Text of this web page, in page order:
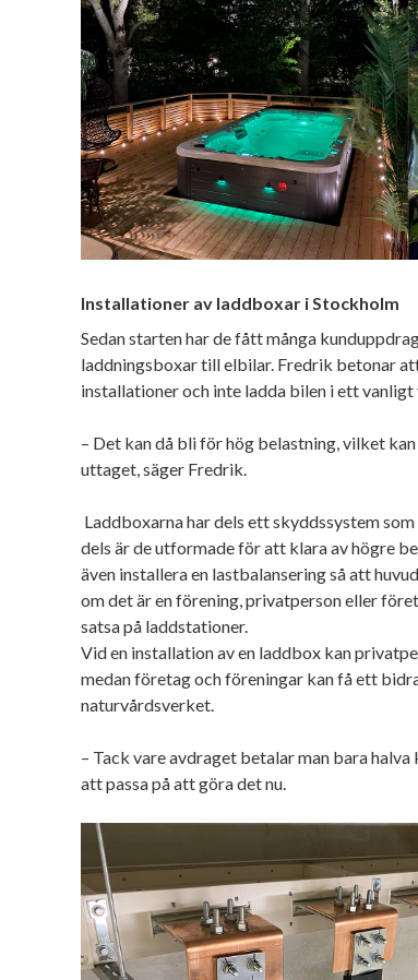
Installationer av laddboxar i Stockholm
Sedan starten har de fått många
laddningsboxar till elbilar. Fredrik betonar
installationer och inte ladda bilen i ett vanligt
– Det kan då bli för hög belastning, vilket
uttaget, säger Fredrik.
Laddboxarna har dels ett skyddssystem
dels är de utformade för att klara av högre
även installera en lastbalansering så att
om det är en förening, privatperson eller
satsa på laddstationer.
Vid en installation av en laddbox kan
medan företag och föreningar kan få ett
naturvårdsverket.
– Tack vare avdraget betalar man bara
att passa på att göra det nu.